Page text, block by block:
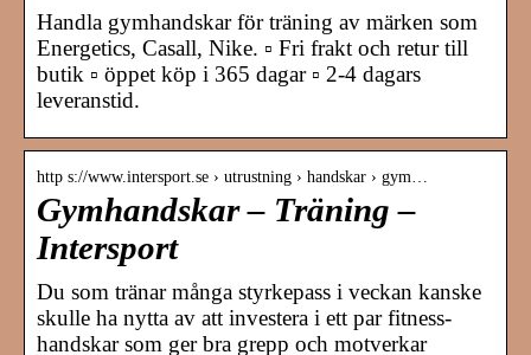
Handla gymhandskar för träning av märken som
Energetics, Casall, Nike. ▫ Fri frakt och retur till
butik ▫ öppet köp i 365 dagar ▫ 2-4 dagars
leveranstid.
http s://www.intersport.se › utrustning › handskar › gym…
Gymhandskar – Träning –
Intersport
Du som tränar många styrkepass i veckan kanske
skulle ha nytta av att investera i ett par fitness-
handskar som ger bra grepp och motverkar